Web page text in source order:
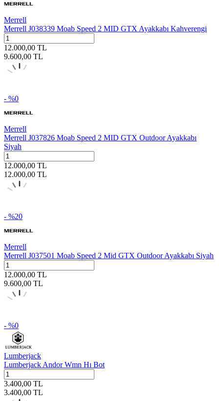
Merrell
Merrell J038339 Moab Speed 2 MID GTX Ayakkabı Kahverengi
12.000,00 TL
9.600,00 TL
- %0
Merrell
Merrell J037826 Moab Speed 2 MID GTX Outdoor Ayakkabı
Siyah
12.000,00 TL
12.000,00 TL
- %20
Merrell
Merrell J037501 Moab Speed 2 Mid GTX Outdoor Ayakkabı Siyah
12.000,00 TL
9.600,00 TL
- %0
Lumberjack
Lumberjack Andor Wmn Hı Bot
3.400,00 TL
3.400,00 TL